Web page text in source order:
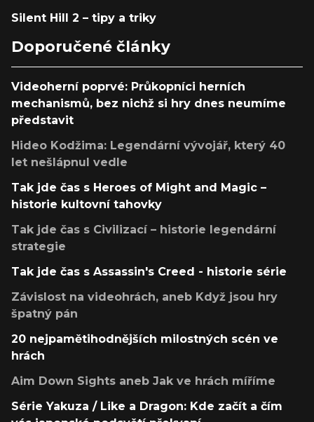
Silent Hill 2 – tipy a triky
Doporučené články
Videoherní poprvé: Průkopníci herních
mechanismů, bez nichž si hry dnes neumíme
představit
Hideo Kodžima: Legendární vývojář, který 40
let nešlápnul vedle
Tak jde čas s Heroes of Might and Magic –
historie kultovní tahovky
Tak jde čas s Civilizací – historie legendární
strategie
Tak jde čas s Assassin's Creed - historie série
Závislost na videohrách, aneb Když jsou hry
špatný pán
20 nejpamětihodnějších milostných scén ve
hrách
Aim Down Sights aneb Jak ve hrách míříme
Série Yakuza / Like a Dragon: Kde začít a čím